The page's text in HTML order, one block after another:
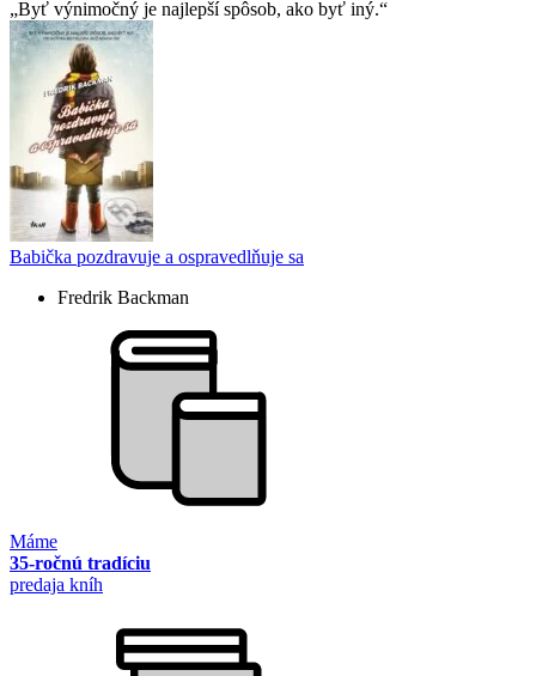
Byť výnimočný je najlepší spôsob, ako byť iný.
Babička pozdravuje a ospravedlňuje sa
Fredrik Backman
Máme
35-ročnú tradíciu
predaja kníh